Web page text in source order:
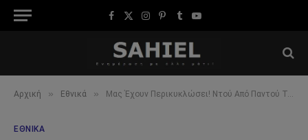
Facebook
X
Instagram
Pinterest
TumblrYouTube
Αρχική » Εθνικά » Μας Έχουν Περικυκλώσει! Ντού Από Παντού Τα Τουρκικά UAV Bayraktar TB2
ΕΘΝΙΚΆ